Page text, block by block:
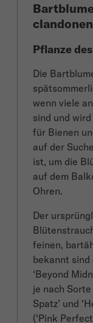
Pflanze
Die
wenn viele
sind und
für Bienen
auf der
ist, um die
auf dem
Ohren.
Der
feinen,
bekannt sind
‘Beyond
je nach
Spatz’ und
(‘Pink